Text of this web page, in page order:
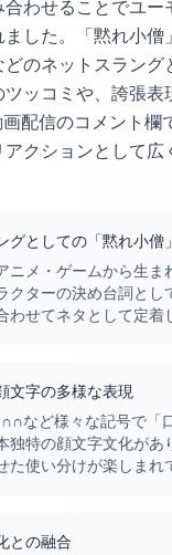
合わせることでユー
した。「黙れ小僧
のネットスラング
ツッコミや、誇張表
配信のコメント欄
アクションとして広
グとしての「黙れ小僧」
ニメ・ゲームから生ま
クターの決め台詞とし
わせてネタとして定着
文字の多様な表現
など様々な記号で「
独特の顔文字文化があ
た使い分けが楽しまれ
との融合